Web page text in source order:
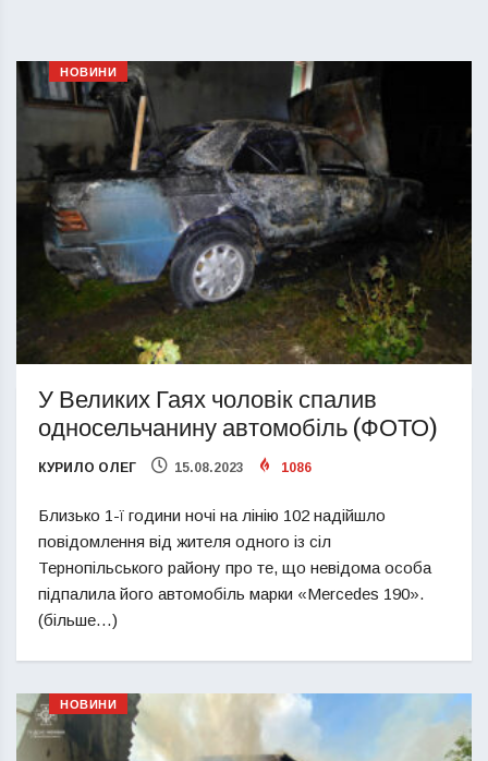
НОВИНИ
У Великих Гаях чоловік спалив
односельчанину автомобіль (ФОТО)
КУРИЛО ОЛЕГ 15.08.2023 1086
Близько 1-ї години ночі на лінію 102 надійшло
повідомлення від жителя одного із сіл
Тернопільського району про те, що невідома особа
підпалила його автомобіль марки «Mercedes 190».
(більше…)
НОВИНИ